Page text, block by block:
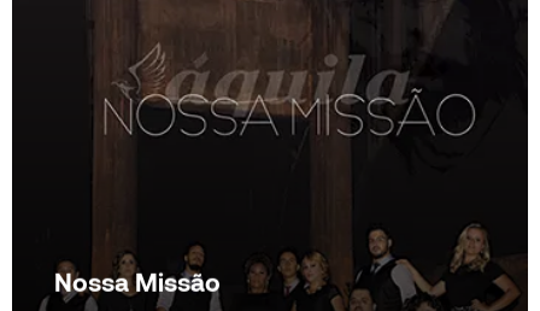
Nossa Missão
Nossa Missão
Ver produto